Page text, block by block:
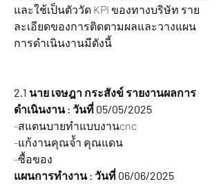
และใช้เป็นตัววัด KPI ของทางบริษัท ราย
ละเอียดของการติดตามผลและวางแผน
การดำเนินงานมีดังนี้
2.1 นาย เจษฎา กระสังข์ รายงานผลการ
ดำเนินงาน : วันที่ 05/05/2025
-สแตนบายทำแบบงานcnc
-แก้งานคุณจ้ำ คุณแดน
-ซื้อของ
แผนการทำงาน : วันที่ 06/06/2025